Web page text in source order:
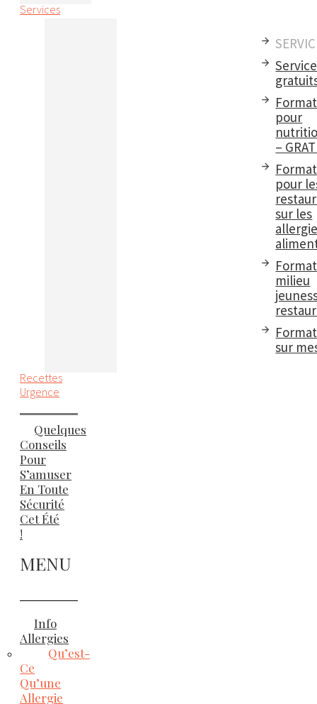
Services
pour
–
pour
sur les
milieu
sur
Recettes
Urgence
Quelques
Conseils
Pour
S’amuser
En Toute
Sécurité
Cet Été
!
MENU
Info
Allergies
Qu’est-
Ce
Qu’une
Allergie